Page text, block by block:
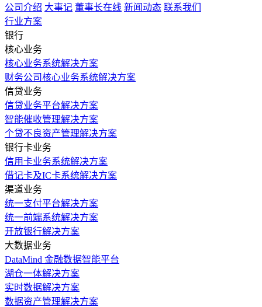
公司介绍 大事记 董事长在线 新闻动态 联系我们
行业方案
银行
核心业务
核心业务系统解决方案
财务公司核心业务系统解决方案
信贷业务
信贷业务平台解决方案
智能催收管理解决方案
个贷不良资产管理解决方案
银行卡业务
信用卡业务系统解决方案
借记卡及IC卡系统解决方案
渠道业务
统一支付平台解决方案
统一前端系统解决方案
开放银行解决方案
大数据业务
DataMind 金融数据智能平台
湖仓一体解决方案
实时数据解决方案
数据资产管理解决方案